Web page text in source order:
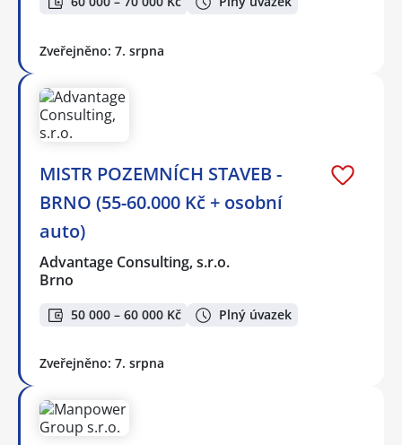
Zveřejněno: 7. srpna
MISTR POZEMNÍCH STAVEB -
BRNO (55-60.000 Kč + osobní
auto)
Advantage Consulting, s.r.o.
Brno
50 000 – 60 000 Kč Plný úvazek
Zveřejněno: 7. srpna